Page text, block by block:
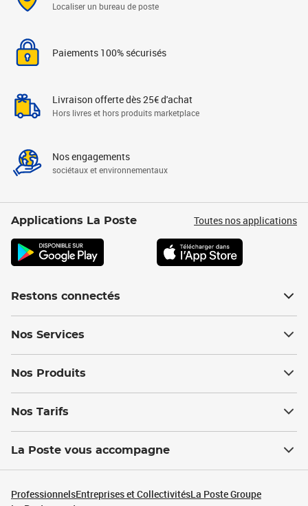
Localiser un bureau de poste
Paiements 100% sécurisés
Livraison offerte dès 25€ d'achat
Hors livres et hors produits marketplace
Nos engagements
sociétaux et environnementaux
Applications La Poste Toutes nos applications
Restons connectés
Nos Services
Nos Produits
Nos Tarifs
La Poste vous accompagne
ProfessionnelsEntreprises et CollectivitésLa Poste Groupe